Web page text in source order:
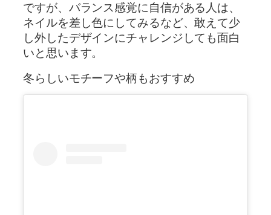
ですが、バランス感覚に自信がある人は、
ネイルを差し色にしてみるなど、敢えて少
し外したデザインにチャレンジしても面白
いと思います。
冬らしいモチーフや柄もおすすめ